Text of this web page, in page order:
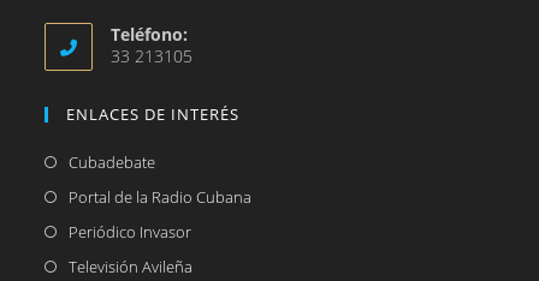
Teléfono:
33 213105
ENLACES DE INTERÉS
CubadebateSe
abre
Portal de la Radio Cubana
Periódico InvasorSe
abre
Televisión Avileña